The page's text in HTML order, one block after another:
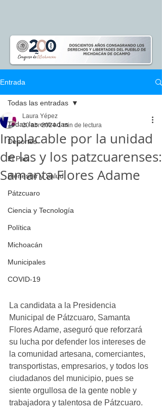
Entrada
Todas las entradas
Deportes
El Pais
Bienestar y Salud
Pátzcuaro
Ciencia y Tecnología
Política
Michoacán
Municipales
COVID-19
Todas las entradas
Implacable por la unidad
de las y los patzcuarenses:
Samanta Flores Adame
Laura Yépez
20 abr 2024 1 min de lectura
La candidata a la Presidencia
Municipal de Pátzcuaro, Samanta
Flores Adame, aseguró que reforzará
su lucha por defender los intereses de
la comunidad artesana, comerciantes,
transportistas, empresarios, y todos los
ciudadanos del municipio, pues se
siente orgullosa de la gente noble y
trabajadora y talentosa de Pátzcuaro.